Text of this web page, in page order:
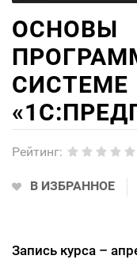
ОСНОВЫ
СИСТЕМЕ
Рейтинг:
В ИЗБРАННОЕ
Запись курса –